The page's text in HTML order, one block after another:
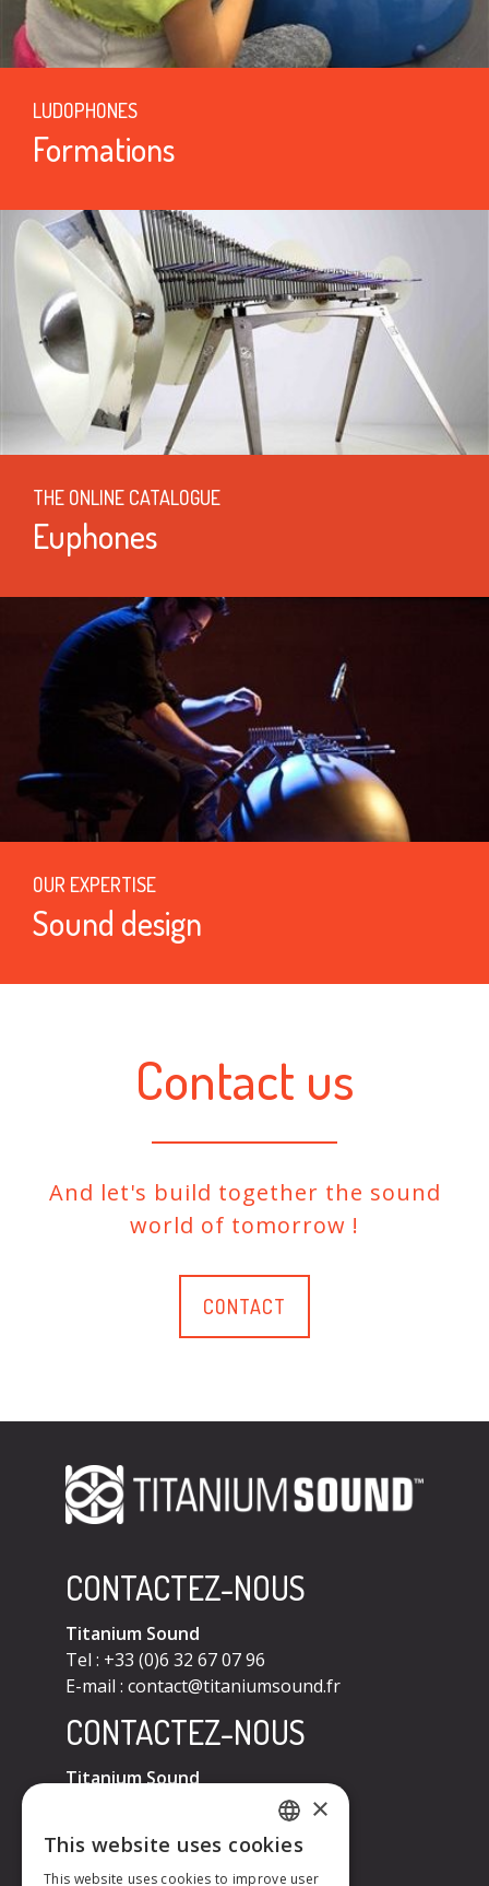
LUDOPHONES
Formations
THE ONLINE CATALOGUE
Euphones
OUR EXPERTISE
Sound design
Contact us
And let's build together the sound
world of tomorrow !
CONTACT
CONTACTEZ-NOUS
Titanium Sound
Tel : +33 (0)6 32 67 07 96
E-mail : contact@titaniumsound.fr
CONTACTEZ-NOUS
Titanium Sound
contact@titaniumsound.fr
FRENCH
×
This website uses cookies
This website uses cookies to improve user